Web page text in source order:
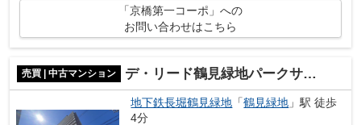
「京橋第一コーポ」への
お問い合わせはこちら
売買 | 中古マンション デ・リード鶴見緑地パークサイド
地下鉄長堀鶴見緑地 「鶴見緑地 」駅 徒歩
4分